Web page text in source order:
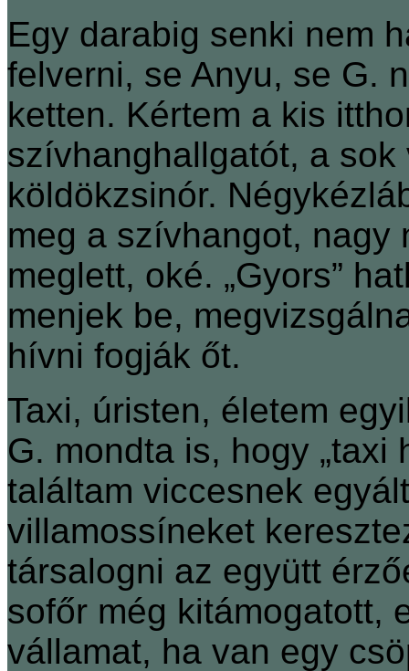
Egy darabig senki nem
felverni, se Anyu, se G.
ketten. Kértem a kis
szívhanghallgatót, a
köldökzsinór.
meg a szívhangot, nagy
meglett, oké. „Gyors”
menjek be,
hívni fogják őt.
Taxi, úristen, életem
G. mondta is, hogy „taxi
találtam viccesnek
villamossíneket
társalogni az együtt
sofőr még kitámogatott,
vállamat, ha van egy